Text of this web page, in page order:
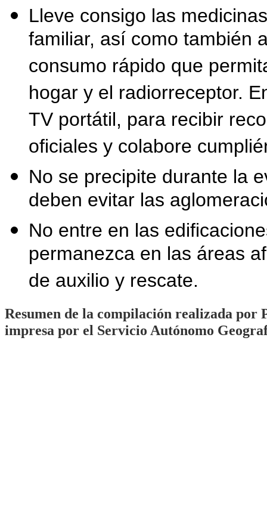
Lleve consigo las
familiar, así como también
consumo rápido que
hogar y el radiorreceptor.
TV portátil, para recibir
oficiales y colabore
No se precipite durante la
deben evitar las
No entre en las
permanezca en las áreas
de auxilio y rescate.
Resumen de la compilación realizada
impresa por el Servicio Autónomo